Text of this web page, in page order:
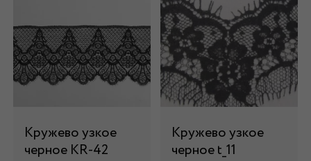
Кружево узкое
черное KR-42
Кружево узкое
черное t_11